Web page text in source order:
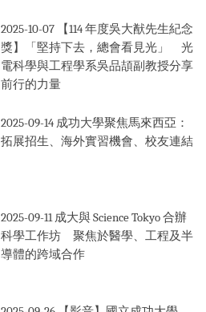
2025-10-07
【114 年度吳大猷先生紀念
獎】「堅持下去，總會看見光」 光
電科學與工程學系吳品頡副教授分享
前行的力量
2025-09-14 成功大學聚焦馬來西亞：
拓展招生、海外實習機會、校友連結
2025-09-11成大與 Science Tokyo 合辦
科學工作坊 聚焦於醫學、工程及半
導體的跨域合作